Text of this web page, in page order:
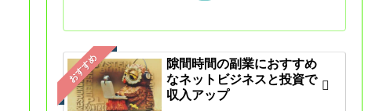
おすすめ
隙間時間の副業におすすめ
なネットビジネスと投資で
収入アップ